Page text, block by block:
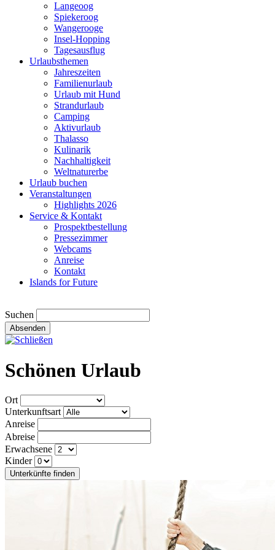
Langeoog
Spiekeroog
Wangerooge
Insel-Hopping
Tagesausflug
Urlaubsthemen
Jahreszeiten
Familienurlaub
Urlaub mit Hund
Strandurlaub
Camping
Aktivurlaub
Thalasso
Kulinarik
Nachhaltigkeit
Weltnaturerbe
Urlaub buchen
Veranstaltungen
Highlights 2026
Service & Kontakt
Prospektbestellung
Pressezimmer
Webcams
Anreise
Kontakt
Islands for Future
Suchen
Absenden
Schönen Urlaub
Ort
Unterkunftsart
Anreise
Abreise
Erwachsene
Kinder
Unterkünfte finden